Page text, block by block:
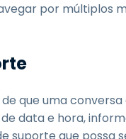
por múltiplos
que uma conversa
data e hora,